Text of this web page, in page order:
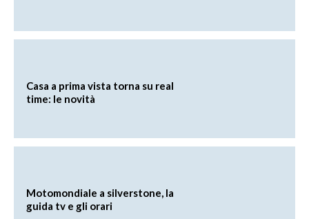
Casa a prima vista torna su real
time: le novità
Motomondiale a silverstone, la
guida tv e gli orari